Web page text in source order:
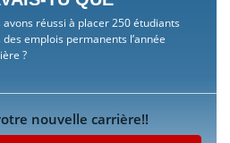
avons réussi à placer 250 étudiants
des emplois permanents l’année
?
nouvelle carrière!!